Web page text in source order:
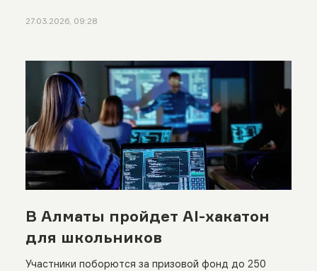
27.03.2026, 09:28
В Алматы пройдет AI-хакатон
для школьников
Участники поборются за призовой фонд до 250